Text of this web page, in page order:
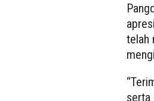
telah
serta